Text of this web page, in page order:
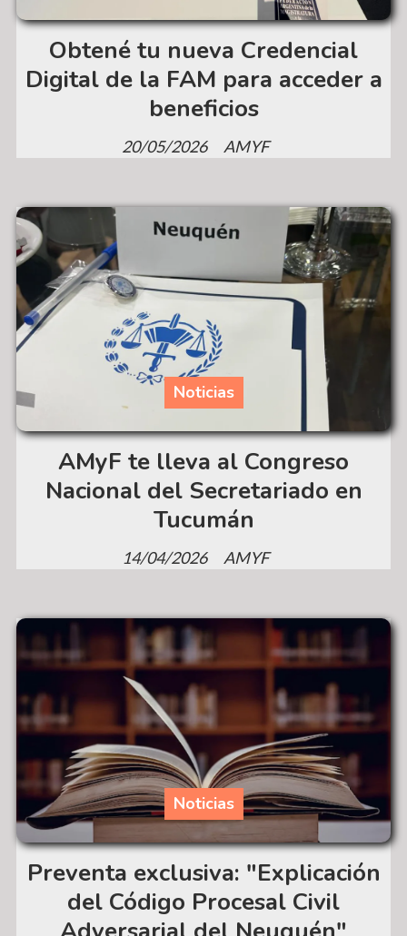
Obtené tu nueva Credencial
Digital de la FAM para acceder a
beneficios
AMYF
20/05/2026
AMyF te lleva al Congreso
Nacional del Secretariado en
Tucumán
AMYF
Noticias
14/04/2026
Preventa exclusiva: "Explicación
del Código Procesal Civil
Noticias